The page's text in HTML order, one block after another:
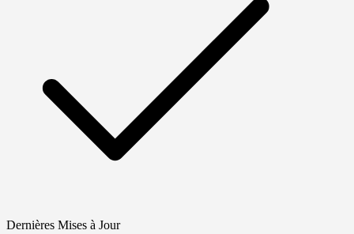
Dernières Mises à Jour